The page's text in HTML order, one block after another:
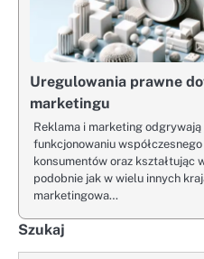
Uregulowania prawne
marketingu
Reklama i marketing
funkcjonowaniu
konsumentów oraz kształtując
podobnie jak w wielu innych
marketingowa…
Szukaj